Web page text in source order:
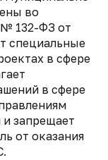
во
№ 132-ФЗ от
специальные
в сфере
в сфере
запрещает
от оказания